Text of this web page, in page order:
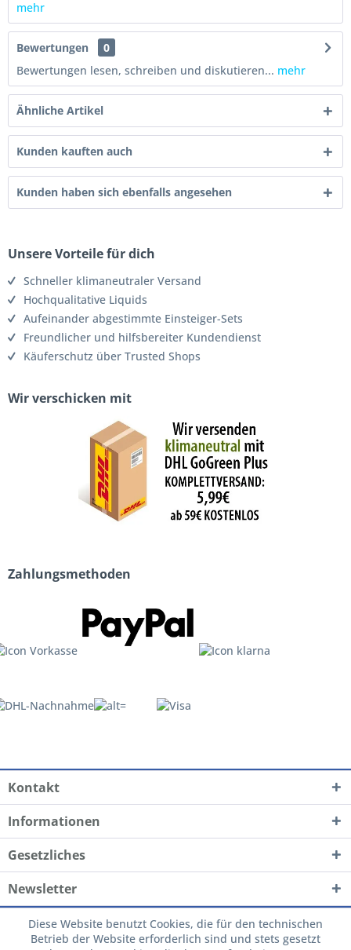
mehr
Bewertungen
0
Bewertungen lesen, schreiben und diskutieren... mehr
Ähnliche Artikel
Kunden kauften auch
Kunden haben sich ebenfalls angesehen
Unsere Vorteile für dich
Schneller klimaneutraler Versand
Hochqualitative Liquids
Aufeinander abgestimmte Einsteiger-Sets
Freundlicher und hilfsbereiter Kundendienst
Käuferschutz über Trusted Shops
Wir verschicken mit
Zahlungsmethoden
Kontakt
Informationen
Gesetzliches
Newsletter
Diese Website benutzt Cookies, die für den technischen
Betrieb der Website erforderlich sind und stets gesetzt